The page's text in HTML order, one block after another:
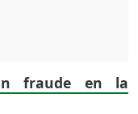
fraude en la